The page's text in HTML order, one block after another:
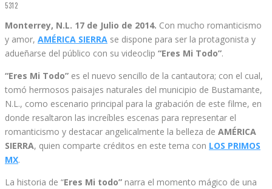
5312
Monterrey, N.L. 17 de Julio de 2014. Con mucho romanticismo
y amor, AMÉRICA SIERRA se dispone para ser la protagonista y
adueñarse del público con su videoclip “Eres Mi Todo”.
“Eres Mi Todo” es el nuevo sencillo de la cantautora; con el cual,
tomó hermosos paisajes naturales del municipio de Bustamante,
N.L., como escenario principal para la grabación de este filme, en
donde resaltaron las increíbles escenas para representar el
romanticismo y destacar angelicalmente la belleza de AMÉRICA
SIERRA, quien comparte créditos en este tema con LOS PRIMOS
MX.
La historia de “Eres Mi todo” narra el momento mágico de una